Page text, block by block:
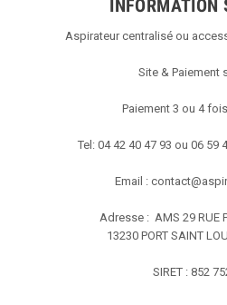
INFORMATION
Aspirateur centralisé ou
Site & Paiement
Paiement 3 ou 4
Tel: 04 42 40 47 93 ou 06 59
Email :
Adresse : AMS 29 RUE
13230 PORT SAINT
SIRET : 852